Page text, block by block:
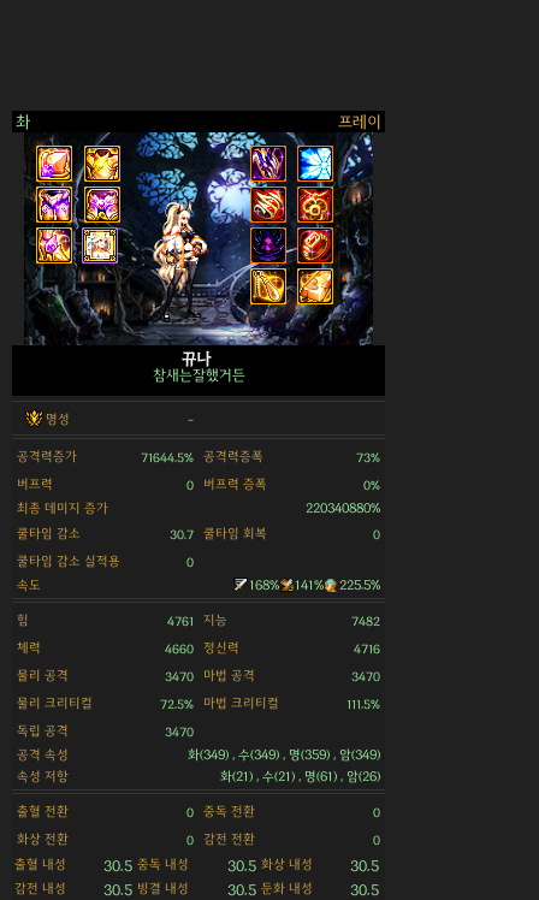
촤 프레이
>
뀨나
참새는잘했거든
명성 -
공격력증가 71644.5% 공격력증폭 73%
버프력 0 버프력 증폭 0%
최종 데미지 증가
220340880%
쿨타임 감소
30.7 쿨타임 회복 0
쿨타임 감소 실적용 0
속도 168% 141% 225.5%
힘 4761 지능 7482
체력 4660 정신력 4716
물리 공격 3470 마법 공격 3470
물리 크리티컬 72.5% 마법 크리티컬 111.5%
독립 공격 3470
공격 속성
화(349) , 수(349) , 명(359) , 암(349)
속성 저항
화(21) , 수(21) , 명(61) , 암(26)
출혈 전환 0 중독 전환 0
화상 전환 0 감전 전환 0
출혈 내성 30.5 중독 내성 30.5 화상 내성 30.5
감전 내성 30.5 빙결 내성 30.5 둔화 내성 30.5